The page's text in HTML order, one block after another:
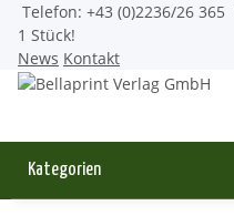
Telefon: +43 (0)2236/26 365
1 Stück!
News Kontakt
Kategorien